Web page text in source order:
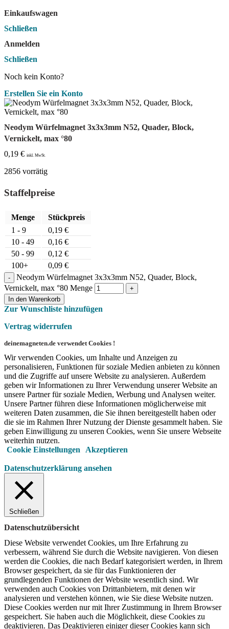
Einkaufswagen
Schließen
Anmelden
Schließen
Noch kein Konto?
Erstellen Sie ein Konto
Neodym Würfelmagnet 3x3x3mm N52, Quader, Block,
Vernickelt, max °80
0,19 € inkl. MwSt.
2856 vorrätig
Staffelpreise
Menge
Stückpreis
1 - 9
0,19 €
10 - 49
0,16 €
50 - 99
0,12 €
100+
0,09 €
Neodym Würfelmagnet 3x3x3mm N52, Quader, Block,
Vernickelt, max °80 Menge
In den Warenkorb
Zur Wunschliste hinzufügen
Vertrag widerrufen
deinemagneten.de verwendet Cookies !
Wir verwenden Cookies, um Inhalte und Anzeigen zu
personalisieren, Funktionen für soziale Medien anbieten zu können
und die Zugriffe auf unsere Website zu analysieren. Außerdem
geben wir Informationen zu Ihrer Verwendung unserer Website an
unsere Partner für soziale Medien, Werbung und Analysen weiter.
Unsere Partner führen diese Informationen möglicherweise mit
weiteren Daten zusammen, die Sie ihnen bereitgestellt haben oder
die sie im Rahmen Ihrer Nutzung der Dienste gesammelt haben. Sie
geben Einwilligung zu unseren Cookies, wenn Sie unsere Webseite
weiterhin nutzen.
Cookie Einstellungen
Akzeptieren
Datenschutzerklärung ansehen
Schließen
Datenschutzübersicht
Diese Website verwendet Cookies, um Ihre Erfahrung zu
verbessern, während Sie durch die Website navigieren. Von diesen
werden die Cookies, die nach Bedarf kategorisiert werden, in Ihrem
Browser gespeichert, da sie für das Funktionieren der
grundlegenden Funktionen der Website wesentlich sind. Wir
verwenden auch Cookies von Drittanbietern, mit denen wir
analysieren und verstehen können, wie Sie diese Website nutzen.
Diese Cookies werden nur mit Ihrer Zustimmung in Ihrem Browser
gespeichert. Sie haben auch die Möglichkeit, diese Cookies zu
deaktivieren. Das Deaktivieren einiger dieser Cookies kann sich